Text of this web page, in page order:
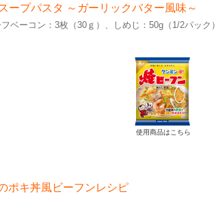
ープパスタ ～ガーリックバター風味～
ベーコン：3枚（30ｇ）
しめじ：50g（1/2パック）
使用商品はこちら
ポキ丼風ビーフンレシピ